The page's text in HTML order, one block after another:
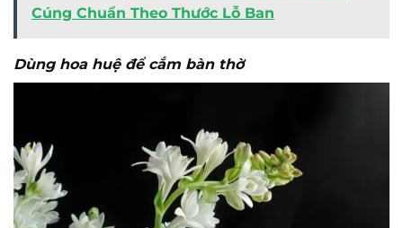
Cúng Chuẩn Theo Thước Lỗ Ban
Dùng hoa huệ để cắm bàn thờ